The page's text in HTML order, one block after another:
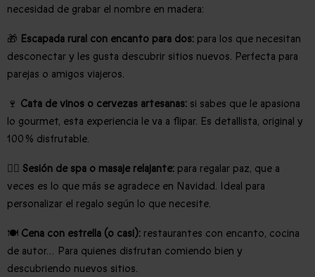
necesidad de grabar el nombre en madera:
🎁 Escapada rural con encanto para dos: para los que necesitan
desconectar y les gusta descubrir sitios nuevos. Perfecta para
parejas o amigos viajeros.
🍷 Cata de vinos o cervezas artesanas: si sabes que le apasiona
lo gourmet, esta experiencia le va a flipar. Es detallista, original y
100 % disfrutable.
🧖‍♀️ Sesión de spa o masaje relajante: para regalar paz, que a
veces es lo que más se agradece en Navidad. Ideal para
personalizar el regalo según lo que necesite.
🍽️ Cena con estrella (o casi): restaurantes con encanto, cocina
de autor… Para quienes disfrutan comiendo bien y
descubriendo nuevos sitios.